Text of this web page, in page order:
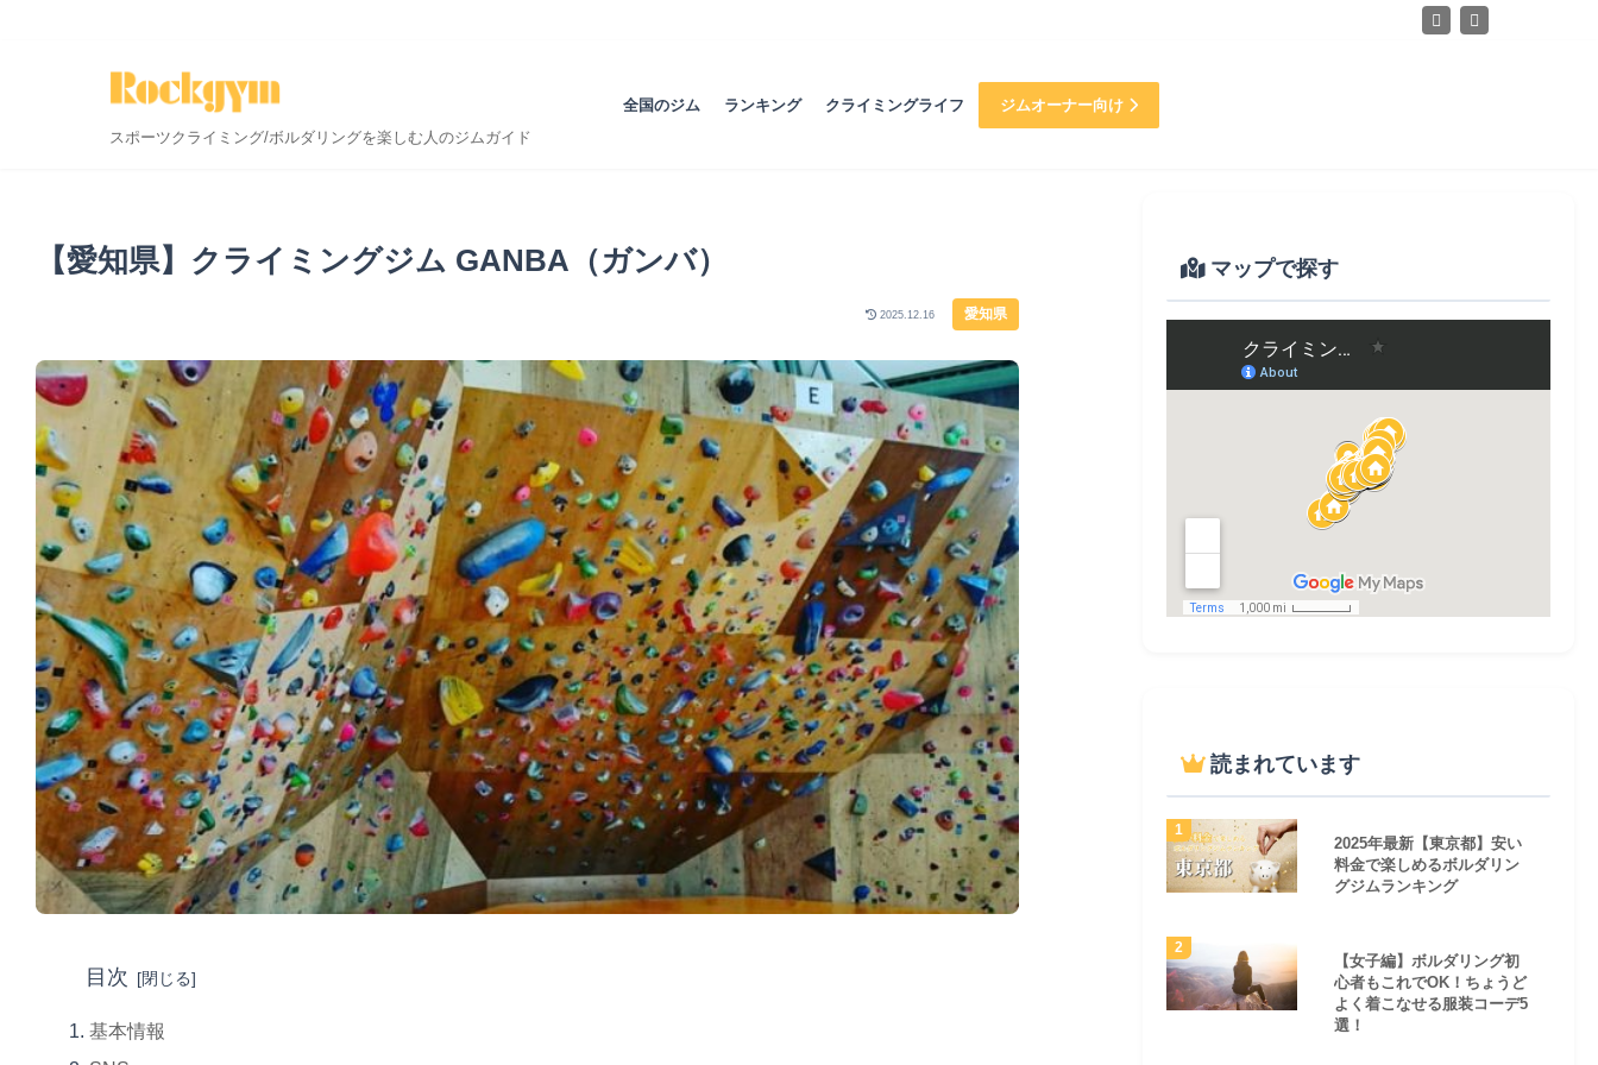
スポーツクライミング/ボルダリングを楽しむ人のジムガイド
全国のジム ランキング クライミングライフ ジムオーナー向け
【愛知県】クライミングジム GANBA（ガンバ）
2025.12.16 愛知県
目次
基本情報
マップで探す
読まれています
2025年最新【東京都】安い
料金で楽しめるボルダリン
グジムランキング
【女子編】ボルダリング初
心者もこれでOK！ちょうど
よく着こなせる服装コーデ5
選！